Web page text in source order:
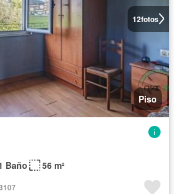
12fotos
Piso
Baño 56 m²